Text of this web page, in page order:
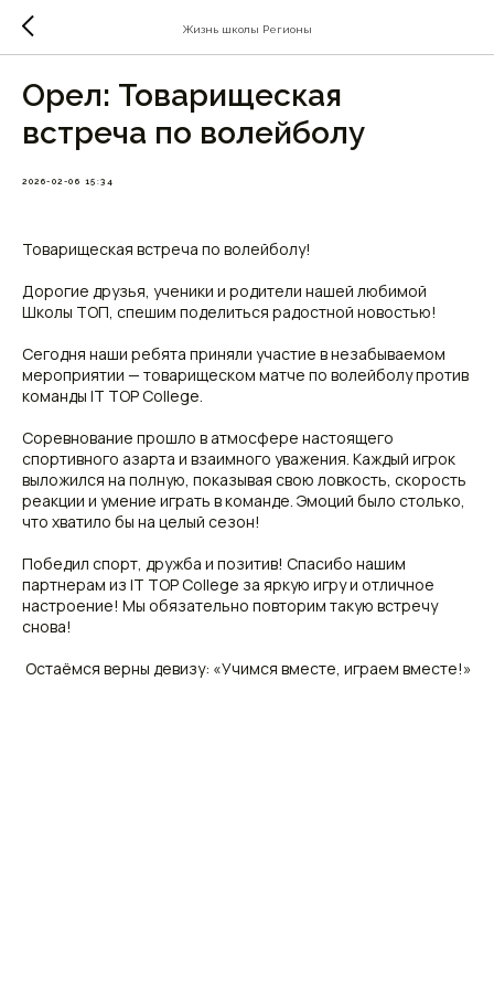
Жизнь школы Регионы
Орел: Товарищеская
встреча по волейболу
2026-02-06 15:34
Товарищеская встреча по волейболу!
Дорогие друзья, ученики и родители нашей любимой
Школы ТОП, спешим поделиться радостной новостью!
Сегодня наши ребята приняли участие в незабываемом
мероприятии — товарищеском матче по волейболу против
команды IT TOP College.
Соревнование прошло в атмосфере настоящего
спортивного азарта и взаимного уважения. Каждый игрок
выложился на полную, показывая свою ловкость, скорость
реакции и умение играть в команде. Эмоций было столько,
что хватило бы на целый сезон!
Победил спорт, дружба и позитив! Спасибо нашим
партнерам из IT TOP College за яркую игру и отличное
настроение! Мы обязательно повторим такую встречу
снова!
️ Остаёмся верны девизу: «Учимся вместе, играем вместе!»